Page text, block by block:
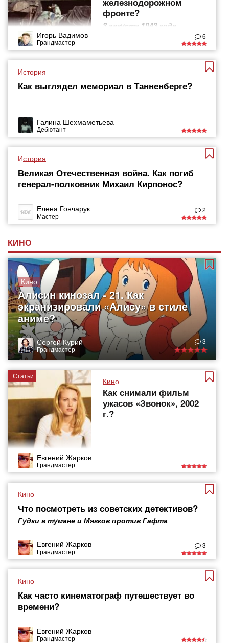
фронте?
3 августа 1943 года
Игорь Вадимов
Грандмастер
6
История
Как выглядел мемориал в Танненберге?
Галина Шехмаметьева
Дебютант
История
Великая Отечественная война. Как погиб
генерал-полковник Михаил Кирпонос?
Елена Гончарук
Мастер
2
КИНО
Кино
Алисин кинозал - 21. Как
экранизировали «Алису» в стиле
аниме?
Сергей Курий
Грандмастер
3
Статьи
Кино
Как снимали фильм
ужасов «Звонок», 2002
г.?
Евгений Жарков
Грандмастер
Кино
Что посмотреть из советских детективов?
Гудки в тумане и Мягков против Гафта
Евгений Жарков
Грандмастер
3
Кино
Как часто кинематограф путешествует во
времени?
Евгений Жарков
Грандмастер